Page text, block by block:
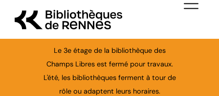
Le 3e étage de la bibliothèque des
Champs Libres est fermé pour travaux.
L'été, les bibliothèques ferment à tour de
rôle ou adaptent leurs horaires.
Menu de